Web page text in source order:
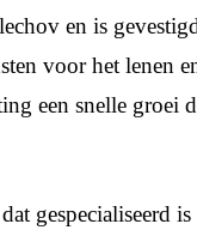
en is
voor het lenen
een snelle groei
gespecialiseerd